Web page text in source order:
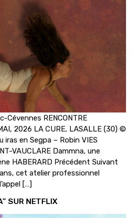
RENCONTRE
2026 LA CURE, LASALLE (30) ©
iras en Segpa – Robin VIES
VAUCLARE Dammna, une
HABERARD Précédent Suivant
cet atelier professionnel
[…]
SUR NETFLIX